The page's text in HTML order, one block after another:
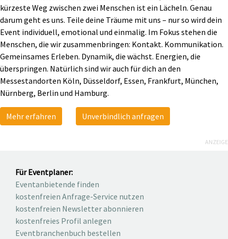
kürzeste Weg zwischen zwei Menschen ist ein Lächeln. Genau
darum geht es uns. Teile deine Träume mit uns – nur so wird dein
Event individuell, emotional und einmalig. Im Fokus stehen die
Menschen, die wir zusammenbringen: Kontakt. Kommunikation.
Gemeinsames Erleben. Dynamik, die wächst. Energien, die
überspringen. Natürlich sind wir auch für dich an den
Messestandorten Köln, Düsseldorf, Essen, Frankfurt, München,
Nürnberg, Berlin und Hamburg.
Mehr erfahren Unverbindlich anfragen
ANZEIGE
Für Eventplaner:
Eventanbietende finden
kostenfreien Anfrage-Service nutzen
kostenfreien Newsletter abonnieren
kostenfreies Profil anlegen
Eventbranchenbuch bestellen